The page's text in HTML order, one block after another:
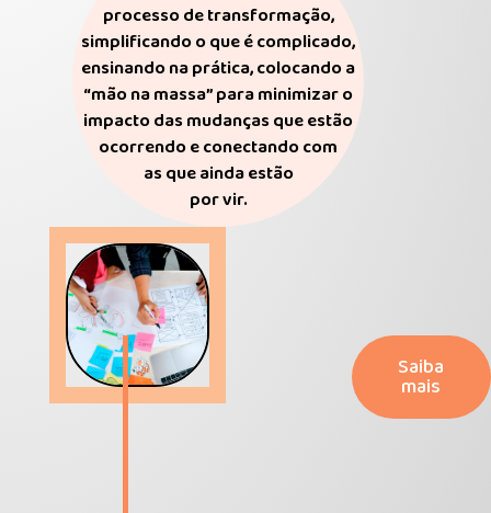
processo de transformação,
simplificando o que é complicado,
ensinando na prática, colocando a
“mão na massa” para minimizar o
impacto das mudanças que estão
ocorrendo e conectando com
as que ainda estão
por vir.
Saiba
mais